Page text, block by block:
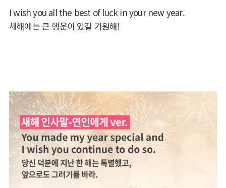
I wish you all the best of luck in your new year.
새해에는 큰 행운이 있길 기원해!